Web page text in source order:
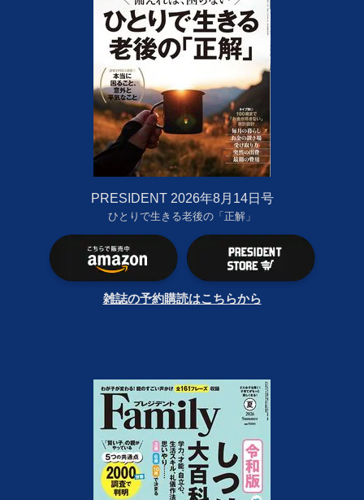
PRESIDENT 2026年8月14日号
ひとりで生きる老後の「正解」
雑誌の予約購読はこちらから